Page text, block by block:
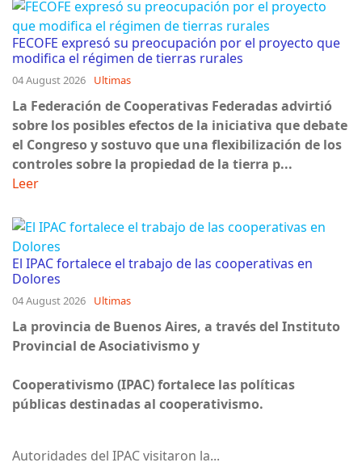
FECOFE expresó su preocupación por el proyecto que
modifica el régimen de tierras rurales
04 August 2026 Ultimas
La Federación de Cooperativas Federadas advirtió
sobre los posibles efectos de la iniciativa que debate
el Congreso y sostuvo que una flexibilización de los
controles sobre la propiedad de la tierra p...
Leer
El IPAC fortalece el trabajo de las cooperativas en
Dolores
04 August 2026 Ultimas
La provincia de Buenos Aires, a través del Instituto
Provincial de Asociativismo y
Cooperativismo (IPAC) fortalece las políticas
públicas destinadas al cooperativismo.
Autoridades del IPAC visitaron la...